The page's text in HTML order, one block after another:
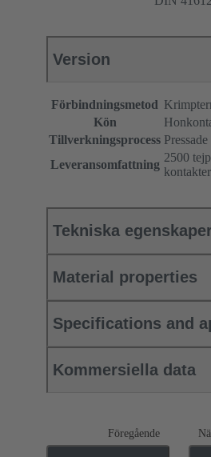
Version
Förbindningsmetod
Kön
Tillverkningsprocess
Leveransomfattning
2500
kontakter
Tekniska
Material properties
Specifications and
Kommersiella data
Föregående